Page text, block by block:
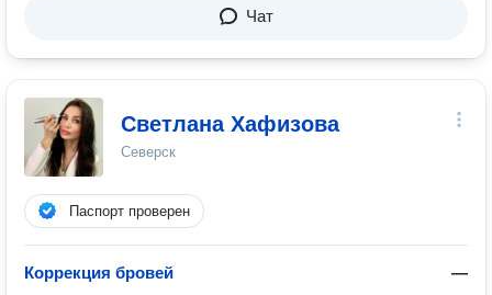
Чат
Светлана Хафизова
Северск
Паспорт проверен
Коррекция бровей —